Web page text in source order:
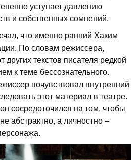
уступает давлению
и собственных сомнений.
что именно ранний Хаким
По словам режиссера,
других текстов писателя редкой
к теме бессознательного.
почувствовал внутренний
этот материал в театре.
сосредоточился на том, чтобы
абстрактно, а личностно –